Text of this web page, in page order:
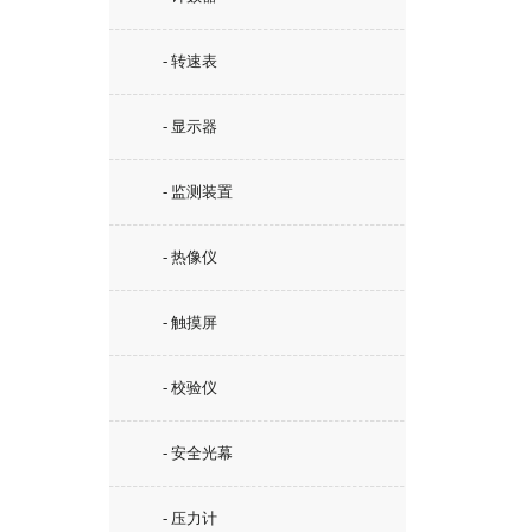
- 转速表
- 显示器
- 监测装置
- 热像仪
- 触摸屏
- 校验仪
- 安全光幕
- 压力计